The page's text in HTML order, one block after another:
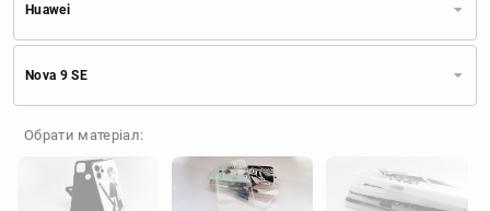
Huawei
Apple
Huawei
TECNO
Google
Doogee
Infinix
Motorola
Nova 9 SE
Обрати матеріал: